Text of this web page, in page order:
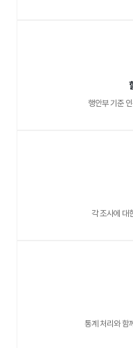
행안부 기준
각 조사에 대
통계 처리와 함